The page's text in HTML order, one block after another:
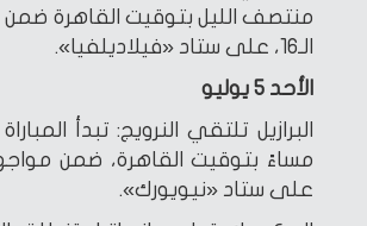
منتصف الليل بتوقيت القاهرة ضمن
الـ16، على ستاد «فيلاديلفيا».
الأحد 5 يوليو
على ستاد «نيويورك».